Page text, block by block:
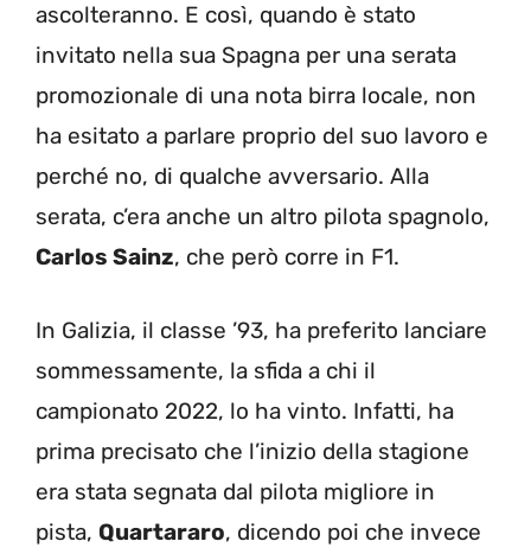
ascolteranno. E così, quando è stato
invitato nella sua Spagna per una serata
promozionale di una nota birra locale, non
ha esitato a parlare proprio del suo lavoro e
perché no, di qualche avversario. Alla
serata, c’era anche un altro pilota spagnolo,
Carlos Sainz, che però corre in F1.
In Galizia, il classe ’93, ha preferito lanciare
sommessamente, la sfida a chi il
campionato 2022, lo ha vinto. Infatti, ha
prima precisato che l’inizio della stagione
era stata segnata dal pilota migliore in
pista, Quartararo, dicendo poi che invece